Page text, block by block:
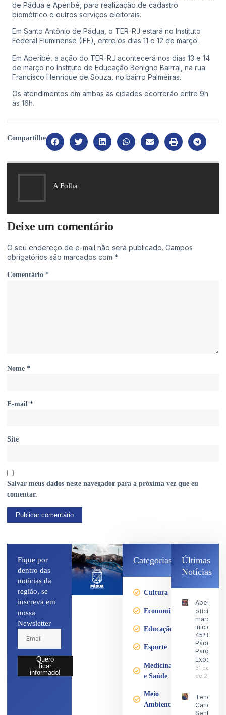
de Pádua e Aperibé, para realização de cadastro
biométrico e outros serviços eleitorais.
Em Santo Antônio de Pádua, o TER-RJ estará no Instituto
Federal Fluminense (IFF), entre os dias 11 e 12 de março.
Em Aperibé, a ação do TER-RJ acontecerá nos dias 13 e 14
de março no Instituto de Educação Benigno Bairral, na rua
Francisco Henrique de Souza, no bairro Palmeiras.
Os atendimentos em ambas as cidades ocorrerão entre 9h
às 16h.
Compartilhe
A Folha
Deixe um comentário
O seu endereço de e-mail não será publicado. Campos
obrigatórios são marcados com *
Comentário *
Nome *
E-mail *
Site
Salvar meus dados neste navegador para a próxima vez que eu
comentar.
Fique por
dentro das
notícias da
região, se
inscreva em
nossa
Newsletter
Quero
ficar
informado!
Categorias
Cultura
Economia
Educação
Esporte
Medicina
e Saúde
Meio
Ambiente
Últimas
Notícias
Abertura
oficial
marca o
início da
45ª Expo
Pádua no
Parque de
31 de julho
de 2026
Tenente
Carlos
Sentinela